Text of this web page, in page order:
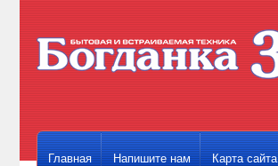
Главная Напишите нам Карта сайта